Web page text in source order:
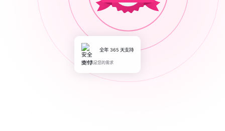
全年 365 天支持
随时满足您的需求